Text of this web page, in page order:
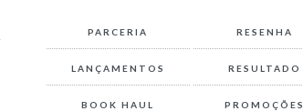
PARCERIA RESENHA
LANÇAMENTOS RESULTADO
BOOK HAUL PROMOÇÕES